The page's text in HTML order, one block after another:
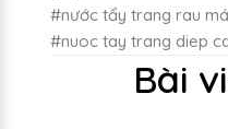
#nước tẩy trang rau má
#nuoc tay trang diep
Bài